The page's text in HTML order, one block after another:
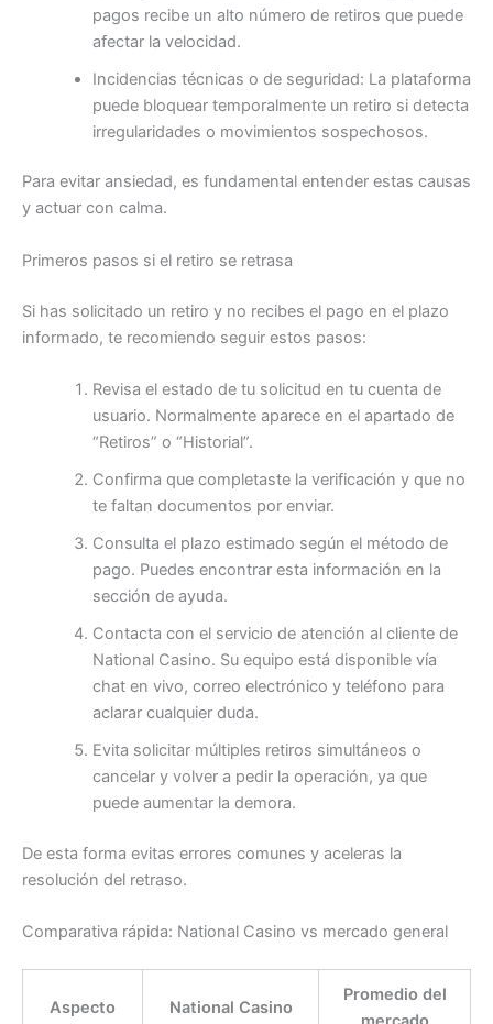
pagos recibe un alto número de retiros que puede
afectar la velocidad.
Incidencias técnicas o de seguridad: La plataforma
puede bloquear temporalmente un retiro si detecta
irregularidades o movimientos sospechosos.
Para evitar ansiedad, es fundamental entender estas causas
y actuar con calma.
Primeros pasos si el retiro se retrasa
Si has solicitado un retiro y no recibes el pago en el plazo
informado, te recomiendo seguir estos pasos:
Revisa el estado de tu solicitud en tu cuenta de
usuario. Normalmente aparece en el apartado de
“Retiros” o “Historial”.
Confirma que completaste la verificación y que no
te faltan documentos por enviar.
Consulta el plazo estimado según el método de
pago. Puedes encontrar esta información en la
sección de ayuda.
Contacta con el servicio de atención al cliente de
National Casino. Su equipo está disponible vía
chat en vivo, correo electrónico y teléfono para
aclarar cualquier duda.
Evita solicitar múltiples retiros simultáneos o
cancelar y volver a pedir la operación, ya que
puede aumentar la demora.
De esta forma evitas errores comunes y aceleras la
resolución del retraso.
Comparativa rápida: National Casino vs mercado general
Aspecto National Casino
Promedio del